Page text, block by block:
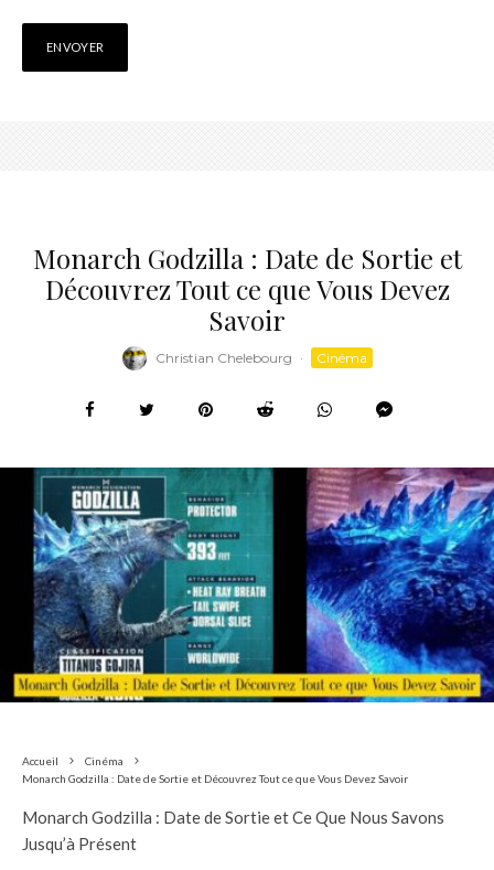
Monarch Godzilla : Date de Sortie et
Découvrez Tout ce que Vous Devez
Savoir
Christian Chelebourg · Cinéma
Accueil
Cinéma
Monarch Godzilla : Date de Sortie et Découvrez Tout ce que Vous Devez Savoir
Monarch Godzilla : Date de Sortie et Ce Que Nous Savons
Jusqu’à Présent